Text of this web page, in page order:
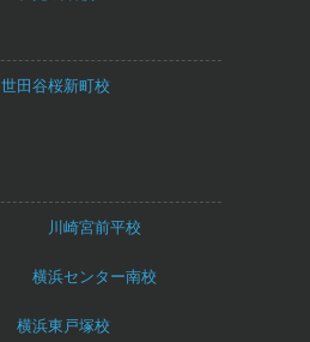
世田谷桜新町校
川崎宮前平校
横浜センター南校
横浜東戸塚校